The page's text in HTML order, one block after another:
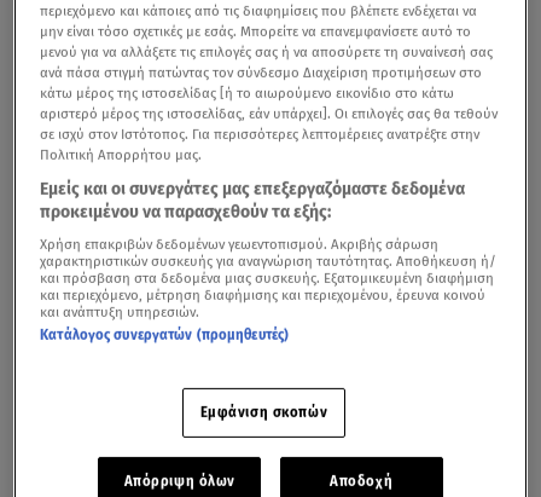
περιεχόμενο και κάποιες από τις διαφημίσεις που βλέπετε ενδέχεται να
μην είναι τόσο σχετικές με εσάς. Μπορείτε να επανεμφανίσετε αυτό το
μενού για να αλλάξετε τις επιλογές σας ή να αποσύρετε τη συναίνεσή σας
ανά πάσα στιγμή πατώντας τον σύνδεσμο Διαχείριση προτιμήσεων στο
κάτω μέρος της ιστοσελίδας [ή το αιωρούμενο εικονίδιο στο κάτω
αριστερό μέρος της ιστοσελίδας, εάν υπάρχει]. Οι επιλογές σας θα τεθούν
σε ισχύ στον Ιστότοπος. Για περισσότερες λεπτομέρειες ανατρέξτε στην
Πολιτική Απορρήτου μας.
Εμείς και οι συνεργάτες μας επεξεργαζόμαστε δεδομένα
προκειμένου να παρασχεθούν τα εξής:
Χρήση επακριβών δεδομένων γεωεντοπισμού. Ακριβής σάρωση
χαρακτηριστικών συσκευής για αναγνώριση ταυτότητας. Αποθήκευση ή/
και πρόσβαση στα δεδομένα μιας συσκευής. Εξατομικευμένη διαφήμιση
και περιεχόμενο, μέτρηση διαφήμισης και περιεχομένου, έρευνα κοινού
και ανάπτυξη υπηρεσιών.
Κατάλογος συνεργατών (προμηθευτές)
Εμφάνιση σκοπών
Απόρριψη όλων Αποδοχή